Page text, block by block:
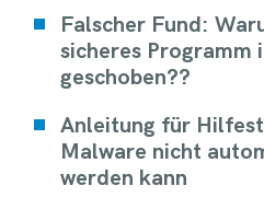
Falscher Fund:
sicheres Programm
geschoben??
Anleitung für
Malware nicht
werden kann